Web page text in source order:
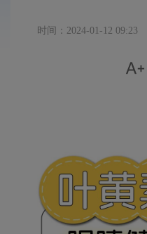
时间：2024-01-12 09:23
